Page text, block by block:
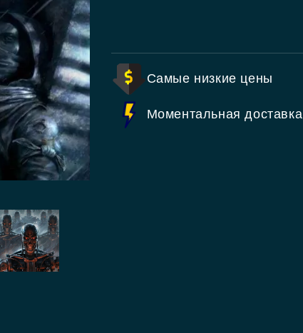
Самые низкие цены
Моментальная доставка